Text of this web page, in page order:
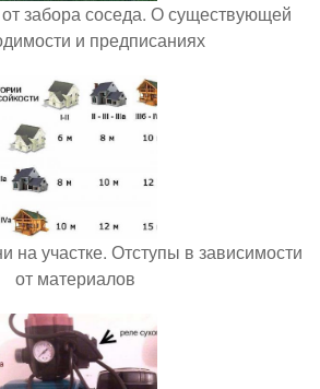
забора соседа. О существующей
и предписаниях
на участке. Отступы в зависимости
от материалов